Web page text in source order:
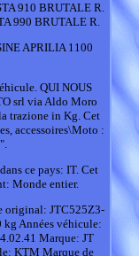
910 BRUTALE R.
990 BRUTALE R.
APRILIA 1100
QUI NOUS
srl via Aldo Moro
trazione in Kg. Cet
accessoires\Moto :
ce pays: IT. Cet
Monde entier.
original: JTC525Z3-
kgAnnées véhicule:
Marque: JT
KTM Marque de